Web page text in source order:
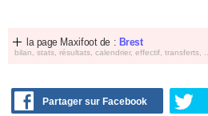
la page Maxifoot de : Brest
bilan, stats, résultats, calendrier, effectif, transferts, ...
Partager sur Facebook